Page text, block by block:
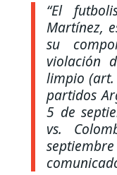
“El
Martínez,
su
violación
limpio (art.
partidos
5 de
vs.